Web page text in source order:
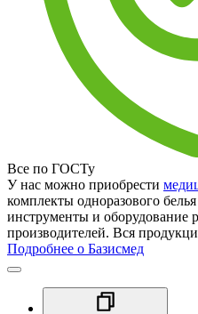
Все по ГОСТу
У нас можно приобрести
комплекты одноразового
инструменты и оборудование
производителей. Вся
Подробнее о Базисмед